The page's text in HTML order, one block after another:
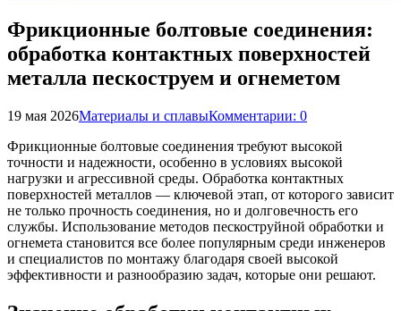
Фрикционные болтовые соединения:
обработка контактных поверхностей
металла пескоструем и огнеметом
19 мая 2026Материалы и сплавыКомментарии: 0
Фрикционные болтовые соединения требуют высокой
точности и надежности, особенно в условиях высокой
нагрузки и агрессивной среды. Обработка контактных
поверхностей металлов — ключевой этап, от которого зависит
не только прочность соединения, но и долговечность его
службы. Использование методов пескоструйной обработки и
огнемета становится все более популярным среди инженеров
и специалистов по монтажу благодаря своей высокой
эффективности и разнообразию задач, которые они решают.